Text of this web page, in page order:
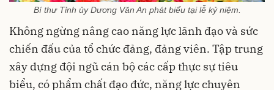
Bí thư Tỉnh ủy Dương Văn An phát biểu tại lễ kỷ niệm.
Không ngừng nâng cao năng lực lãnh đạo và sức
chiến đấu của tổ chức đảng, đảng viên. Tập trung
xây dựng đội ngũ cán bộ các cấp thực sự tiêu
biểu, có phẩm chất đạo đức, năng lực chuyên